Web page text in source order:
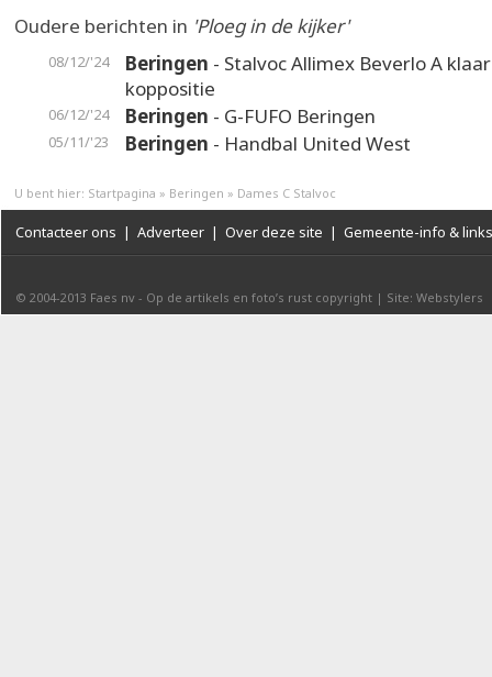
Oudere berichten in 'Ploeg in de kijker'
08/12/'24 Beringen - Stalvoc Allimex Beverlo A
koppositie
06/12/'24 Beringen - G-FUFO Beringen
05/11/'23 Beringen - Handbal United West
U bent hier: Startpagina » Beringen » Dames C Stalvoc
Contacteer ons | Adverteer | Over deze site | Gemeente-info & links
© 2004-2013 Faes nv - Op de artikels en foto’s rust copyright | Site: Webstylers